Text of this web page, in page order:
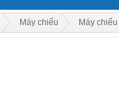
Máy chiếu Máy